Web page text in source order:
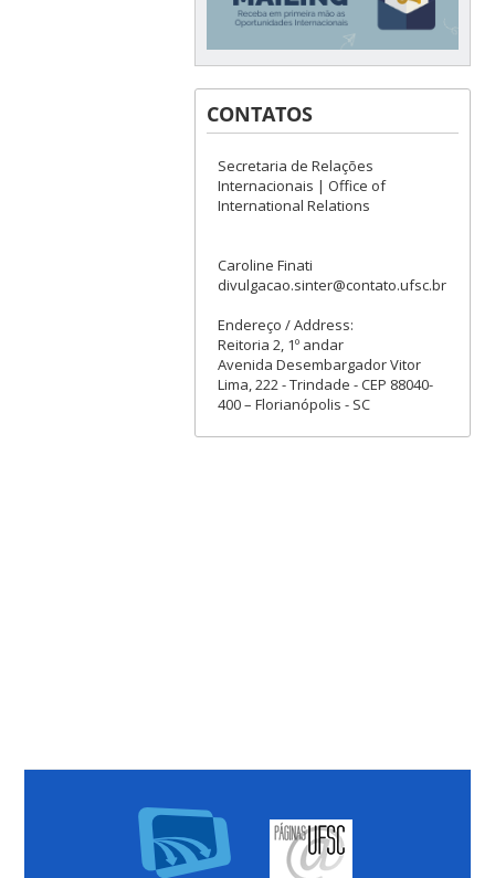
CONTATOS
Secretaria de Relações
Internacionais | Office of
International Relations
Caroline Finati
divulgacao.sinter@contato.ufsc.br
Endereço / Address:
Reitoria 2, 1º andar
Avenida Desembargador Vitor
Lima, 222 - Trindade - CEP 88040-
400 – Florianópolis - SC